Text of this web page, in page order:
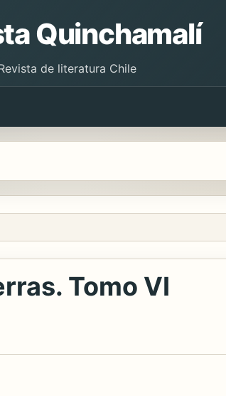
Quinchamalí
de literatura Chile
Tomo VI